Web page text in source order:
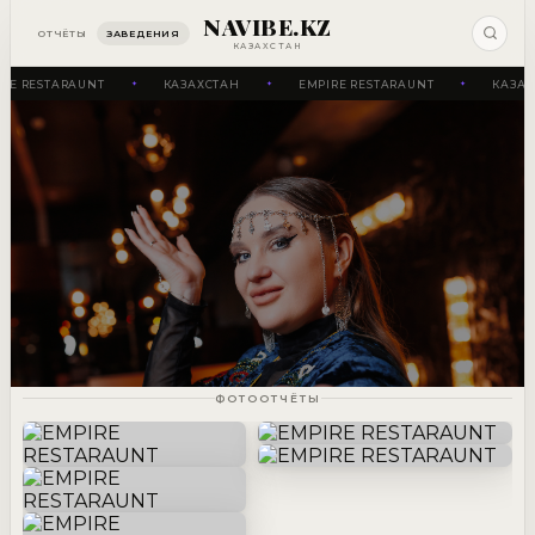
ОТЧЁТЫ ЗАВЕДЕНИЯ NAVIBE.KZ
КАЗАХСТАН
RESTARAUNT ✦ КАЗАХСТАН ✦ EMPIRE RESTARAUNT ✦
EMPIRE
RESTARAUNT
ФОТООТЧЁТЫ
РЕСТОРАН
EMPIRE
RESTARAUNT
РЕСТОРАН
РЕСТОРАН